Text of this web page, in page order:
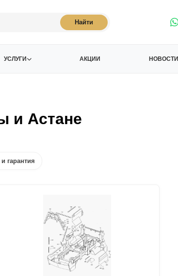
Найти
УСЛУГИ АКЦИИ НОВОСТИ
и Астане
гарантия